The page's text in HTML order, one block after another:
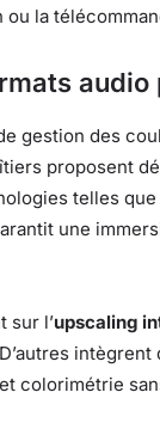
ou la
gestion des
proposent
telles que
une
sur l’upscaling
intègrent
colorimétrie